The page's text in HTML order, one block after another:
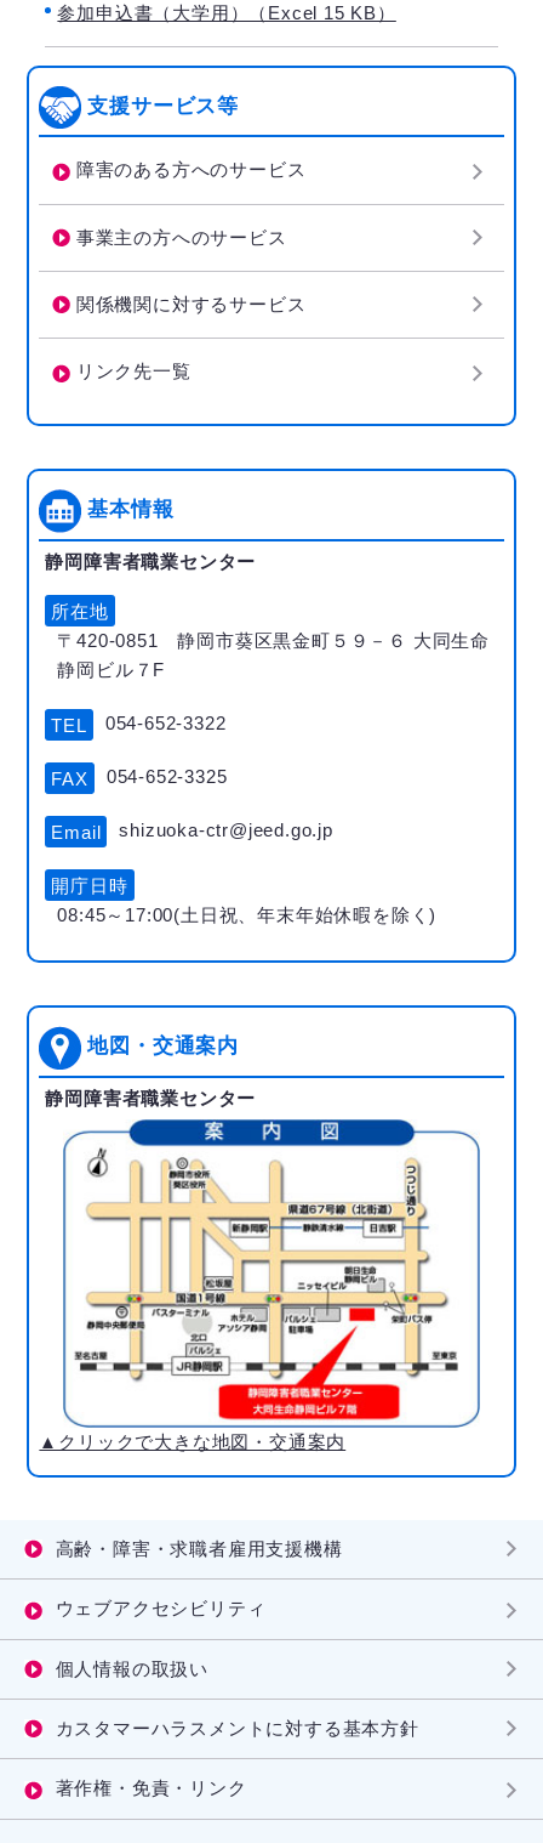
参加申込書（大学用）（Excel 15 KB）
支援サービス等
障害のある方へのサービス
事業主の方へのサービス
関係機関に対するサービス
リンク先一覧
基本情報
静岡障害者職業センター
所在地
〒420-0851 静岡市葵区黒金町５９－６ 大同生命
静岡ビル７F
TEL 054-652-3322
FAX 054-652-3325
Email shizuoka-ctr@jeed.go.jp
開庁日時
08:45～17:00(土日祝、年末年始休暇を除く)
地図・交通案内
静岡障害者職業センター
▲クリックで大きな地図・交通案内
高齢・障害・求職者雇用支援機構
ウェブアクセシビリティ
個人情報の取扱い
カスタマーハラスメントに対する基本方針
著作権・免責・リンク